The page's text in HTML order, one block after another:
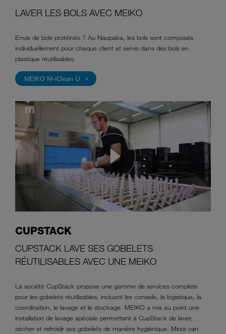
LAVER LES BOLS AVEC MEIKO
Envie de bols protéinés ? Au Naupaka, les bols sont composés
individuellement pour chaque client et servis dans des bols en
plastique réutilisables.
MEIKO M-iClean U
CUPSTACK
CUPSTACK LAVE SES GOBELETS
RÉUTILISABLES AVEC UNE MEIKO
La société CupStack propose une gamme de services complète
pour les gobelets réutilisables, incluant les conseils, la logistique, la
coordination, le lavage et le stockage. MEIKO a mis au point une
installation de lavage spéciale permettant à CupStack de laver,
sécher et refroidir ses gobelets de manière hygiénique. Mirza van